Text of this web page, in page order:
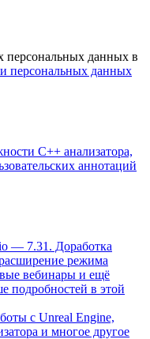
персональных данных в
персональных данных
C++ анализатора,
аннотаций
— 7.31. Доработка
режима
вебинары и ещё
подробностей в этой
с Unreal Engine,
и многое другое